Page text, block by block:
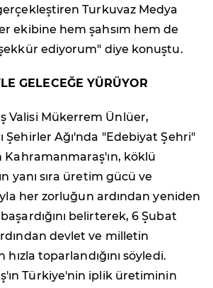
Turkuvaz Medya
ekibine hem şahsım hem de
ediyorum" diye konuştu.
GELECEĞE YÜRÜYOR
Valisi Mükerrem Ünlüer,
Şehirler Ağı'nda "Edebiyat Şehri"
Kahramanmaraş'ın, köklü
yanı sıra üretim gücü ve
her zorluğun ardından yeniden
belirterek, 6 Şubat
devlet ve milletin
toparlandığını söyledi.
Türkiye'nin iplik üretiminin